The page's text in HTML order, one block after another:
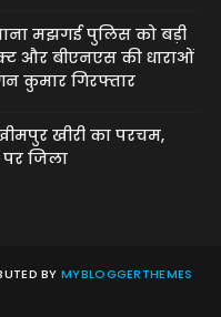
मझगई पुलिस को बड़ी
और बीएनएस की धाराओं
कुमार गिरफ्तार
खीरी का परचम,
पर जिला
BYMYBLOGGERTHEMES